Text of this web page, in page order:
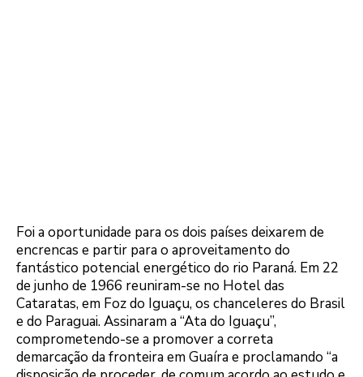
Foi a oportunidade para os dois países deixarem de
encrencas e partir para o aproveitamento do
fantástico potencial energético do rio Paraná. Em 22
de junho de 1966 reuniram-se no Hotel das
Cataratas, em Foz do Iguaçu, os chanceleres do Brasil
e do Paraguai. Assinaram a “Ata do Iguaçu”,
comprometendo-se a promover a correta
demarcação da fronteira em Guaíra e proclamando “a